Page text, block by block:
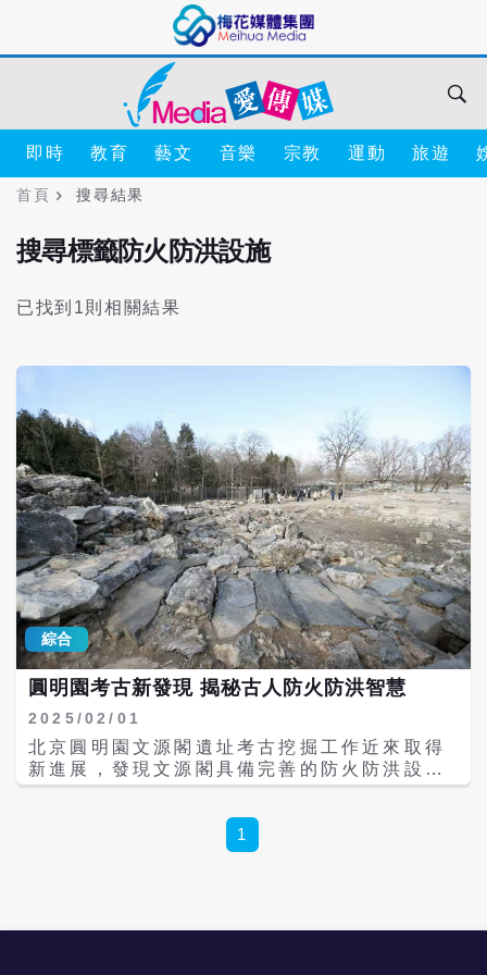
即時 教育 藝文 音樂 宗教 運動 旅遊
首頁 搜尋結果
搜尋標籤防火防洪設施
已找到1則相關結果
綜合
圓明園考古新發現 揭秘古人防火防洪智慧
2025/02/01
北京圓明園文源閣遺址考古挖掘工作近來取得
新進展，發現文源閣具備完善的防火防洪設
施。該處遺址按程式整治後，計畫對遊客開
之園」。1860年，英法聯軍縱火焚燒圓明園，
文源閣也遭損毀，僅部分藏書留存於世。 文源
1